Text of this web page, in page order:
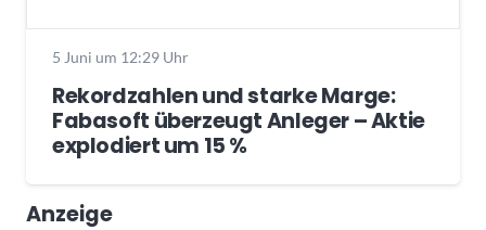
5 Juni um 12:29 Uhr
Rekordzahlen und starke Marge:
Fabasoft überzeugt Anleger – Aktie
explodiert um 15 %
Anzeige